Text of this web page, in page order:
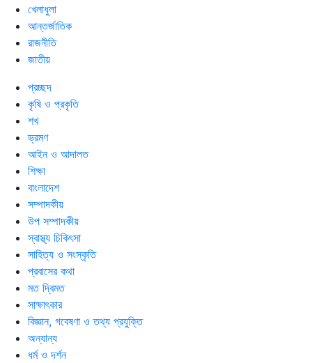
খেলাধুলা
আন্তর্জাতিক
রাজনীতি
জাতীয়
প্রচ্ছদ
কৃষি ও প্রকৃতি
শখ
ভ্রমণ
আইন ও আদালত
শিক্ষা
বাংলাদেশ
সম্পাদকীয়
উপ সম্পাদকীয়
স্বাস্থ্য চিকিৎসা
সাহিত্য ও সংস্কৃতি
প্রবাসের কথা
মত দ্বিমত
সাক্ষাৎকার
বিজ্ঞান, গবেষণা ও তথ্য প্রযুক্তি
অন্যান্য
ধর্ম ও দর্শন